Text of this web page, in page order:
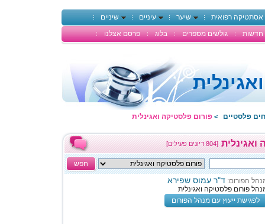
אסתטיקה רפואית שיער עיניים
שיניים
חדשות
גולשים מספרים בלוג פרסם אצלנו
פלסטיים > פורום פלסטיקה ואגינלית
[804 דיונים פעילים] ואגינלית
חפש
הפורום: ד"ר עמוס שפירא
פורום פלסטיקה ואגינלית
לפגישת ייעוץ עם מנהל הפורום